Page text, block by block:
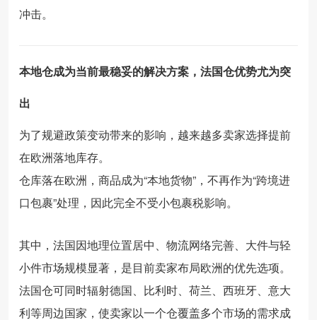
冲击。
本地仓成为当前最稳妥的解决方案，法国仓优势尤为突
出
为了规避政策变动带来的影响，越来越多卖家选择提前
在欧洲落地库存。
仓库落在欧洲，商品成为“本地货物”，不再作为“跨境进
口包裹”处理，因此完全不受小包裹税影响。
其中，法国因地理位置居中、物流网络完善、大件与轻
小件市场规模显著，是目前卖家布局欧洲的优先选项。
法国仓可同时辐射德国、比利时、荷兰、西班牙、意大
利等周边国家，使卖家以一个仓覆盖多个市场的需求成